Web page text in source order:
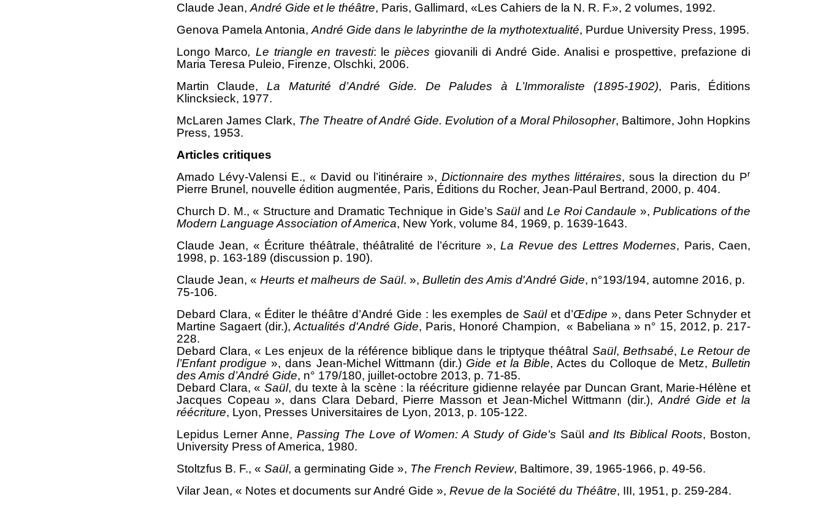
Claude Jean, André Gide et le théâtre, Paris, Gallimard, «Les Cahiers de la N. R. F.», 2 volumes, 1992.
Genova Pamela Antonia, André Gide dans le labyrinthe de la mythotextualité, Purdue University Press, 1995.
Longo Marco, Le triangle en travesti: le pièces giovanili di André Gide. Analisi e prospettive, prefazione di
Maria Teresa Puleio, Firenze, Olschki, 2006.
Martin Claude,La Maturité d’André Gide. De Paludes à L’Immoraliste (1895-1902), Paris, Éditions
Klincksieck, 1977.
McLaren James Clark, The Theatre of André Gide. Evolution of a Moral Philosopher, Baltimore, John Hopkins
Press, 1953.
Articles critiques
Amado Lévy-Valensi E., « David ou l’itinéraire », Dictionnaire des mythes littéraires, sous la direction du Pr
Pierre Brunel, nouvelle édition augmentée, Paris, Éditions du Rocher, Jean-Paul Bertrand, 2000, p. 404.
Church D. M., « Structure and Dramatic Technique in Gide’sSaülandLe Roi Candaule »,Publications of the
Modern Language Association of America, New York, volume 84, 1969, p. 1639-1643.
Claude Jean, « Écriture théâtrale, théâtralité de l’écriture »,La Revue des Lettres Modernes, Paris, Caen,
1998, p. 163-189 (discussion p. 190).
Claude Jean, « Heurts et malheurs de Saül. », Bulletin des Amis d'André Gide, n°193/194, automne 2016, p.
75-106.
Debard Clara, « Éditer le théâtre d’André Gide : les exemples deSaület d’Œdipe », dans Peter Schnyder et
Martine Sagaert (dir.),Actualités d'André Gide, Paris, Honoré Champion, « Babeliana » n° 15, 2012, p. 217-
228.
Debard Clara, « Les enjeux de la référence biblique dans le triptyque théâtral Saül, Bethsabé, Le Retour de
l’Enfant prodigue », dans Jean-Michel Wittmann (dir.) Gide et la Bible, Actes du Colloque de Metz,Bulletin
des Amis d’André Gide, n° 179/180, juillet-octobre 2013, p. 71-85.
Debard Clara, «Saül, du texte à la scène : la réécriture gidienne relayée par Duncan Grant, Marie-Hélène et
Jacques Copeau », dans Clara Debard, Pierre Masson et Jean-Michel Wittmann (dir.), André Gide et la
réécriture, Lyon, Presses Universitaires de Lyon, 2013, p. 105-122.
Lepidus Lerner Anne, Passing The Love of Women: A Study of Gide's Saül and Its Biblical Roots, Boston,
University Press of America, 1980.
Stoltzfus B. F., « Saül, a germinating Gide », The French Review, Baltimore, 39, 1965-1966, p. 49-56.
Vilar Jean, « Notes et documents sur André Gide », Revue de la Société du Théâtre, III, 1951, p. 259-284.